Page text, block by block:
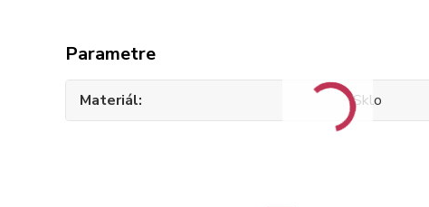
Parametre
Materiál Sklo